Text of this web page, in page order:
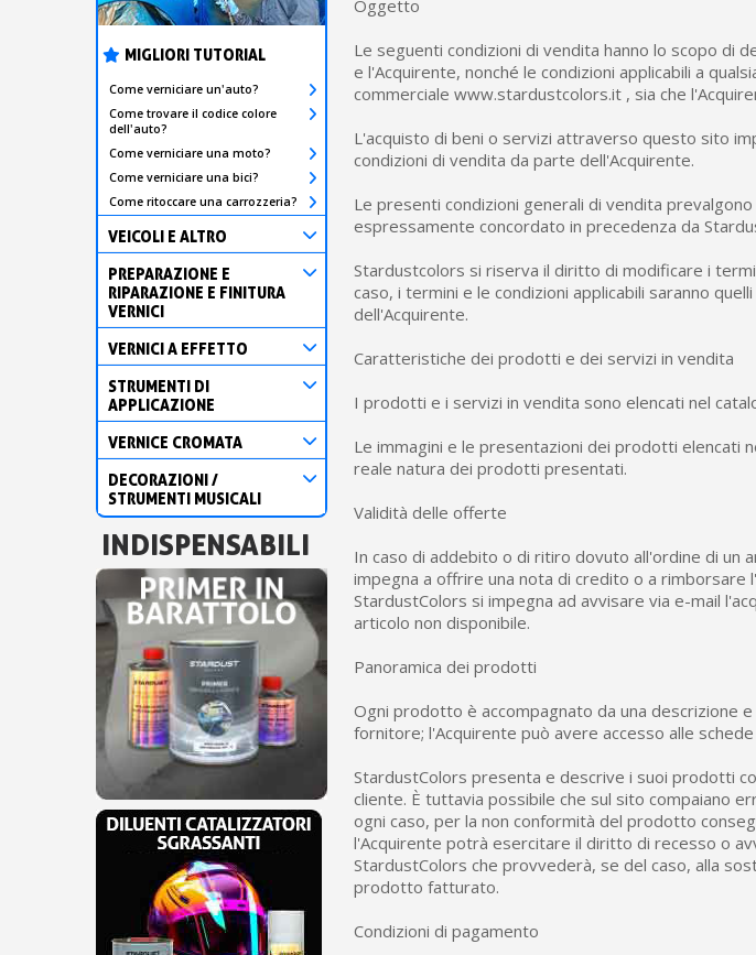
MIGLIORI TUTORIAL
Come verniciare un'auto?
Come trovare il codice colore
dell'auto?
Come verniciare una moto?
Come verniciare una bici?
Come ritoccare una carrozzeria?
VEICOLI E ALTRO
PREPARAZIONE E
RIPARAZIONE E FINITURA
VERNICI
VERNICI A EFFETTO
STRUMENTI DI
APPLICAZIONE
VERNICE CROMATA
DECORAZIONI /
STRUMENTI MUSICALI
INDISPENSABILI
Oggetto
Le seguenti condizioni di vendita hanno lo scopo di
e l'Acquirente, nonché le condizioni applicabili a
commerciale www.stardustcolors.it , sia che
L'acquisto di beni o servizi attraverso questo sito
condizioni di vendita da parte dell'Acquirente.
Le presenti condizioni generali di vendita
espressamente concordato in precedenza da
Stardustcolors si riserva il diritto di modificare i
caso, i termini e le condizioni applicabili saranno
dell'Acquirente.
Caratteristiche dei prodotti e dei servizi in vendita
I prodotti e i servizi in vendita sono elencati nel
Le immagini e le presentazioni dei prodotti elencati
reale natura dei prodotti presentati.
Validità delle offerte
In caso di addebito o di ritiro dovuto all'ordine di un
impegna a offrire una nota di credito o a rimborsare
StardustColors si impegna ad avvisare via e-mail
articolo non disponibile.
Panoramica dei prodotti
Ogni prodotto è accompagnato da una descrizione
fornitore; l'Acquirente può avere accesso alle
StardustColors presenta e descrive i suoi prodotti
cliente. È tuttavia possibile che sul sito compaiano
ogni caso, per la non conformità del prodotto
l'Acquirente potrà esercitare il diritto di recesso o
StardustColors che provvederà, se del caso, alla
prodotto fatturato.
Condizioni di pagamento